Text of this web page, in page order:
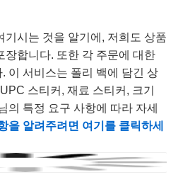
기시는 것을 알기에, 저희도 상품
장합니다. 또한 각 주문에 대한
이 서비스는 폴리 백에 담긴 상
스티커, 재료 스티커, 크기
의 특정 요구 사항에 따라 자세
을 알려주려면 여기를 클릭하세